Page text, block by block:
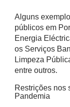
Alguns
públicos em
Energia
os Serviços
Limpeza
entre outros.
Restrições nos
Pandemia